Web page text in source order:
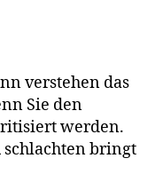
verstehen das
Sie den
werden.
schlachten bringt